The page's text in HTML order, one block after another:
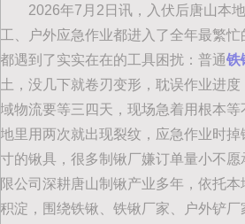
2026年7月2日讯，入伏后唐山本
工、户外应急作业都进入了全年最繁
都遇到了实实在在的工具困扰：普通铁
土，没几下就卷刃变形，耽误作业进度
域物流要等三四天，现场急着用根本等
地里用两次就出现裂纹，应急作业时
寸的锹具，很多制锹厂嫌订单量小不
限公司深耕唐山制锹产业多年，依托
积淀，围绕铁锹、铁锹厂家、户外铲厂